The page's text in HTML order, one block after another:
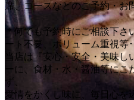
席、コースなどのご予約・お
＊何でも予約時にご相談下
ート不要、ボリューム重視等
当店は『安心・安全・美味
ーに、食材・水・醤油等に
ず、
愛情をかくし味に、毎日心を